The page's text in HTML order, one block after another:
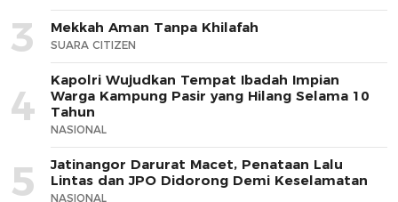
3 Mekkah Aman Tanpa Khilafah
SUARA CITIZEN
4
Kapolri Wujudkan Tempat Ibadah Impian
Warga Kampung Pasir yang Hilang Selama 10
Tahun
NASIONAL
5
Jatinangor Darurat Macet, Penataan Lalu
Lintas dan JPO Didorong Demi Keselamatan
NASIONAL